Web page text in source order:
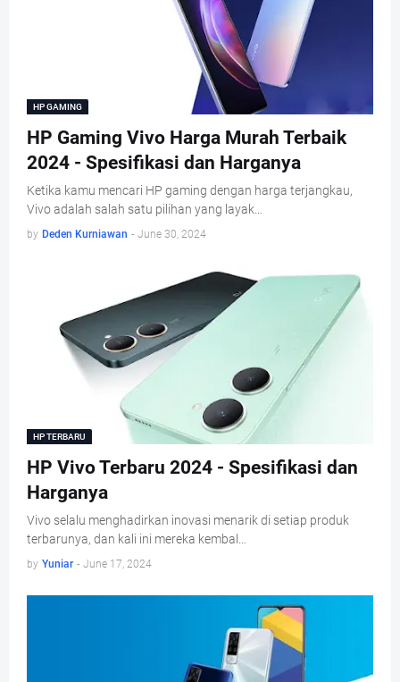
HP GAMING
HP Gaming Vivo Harga Murah Terbaik
2024 - Spesifikasi dan Harganya
Ketika kamu mencari HP gaming dengan harga terjangkau,
Vivo adalah salah satu pilihan yang layak…
by Deden Kurniawan - June 30, 2024
HP TERBARU
HP Vivo Terbaru 2024 - Spesifikasi dan
Harganya
Vivo selalu menghadirkan inovasi menarik di setiap produk
terbarunya, dan kali ini mereka kembal…
by Yuniar - June 17, 2024